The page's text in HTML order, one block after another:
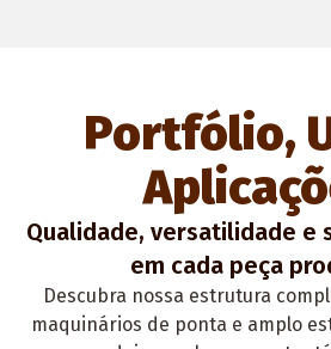
Portfólio,
Qualidade, versatilidade e
em cada peça
Descubra nossa estrutura
maquinários de ponta e amplo